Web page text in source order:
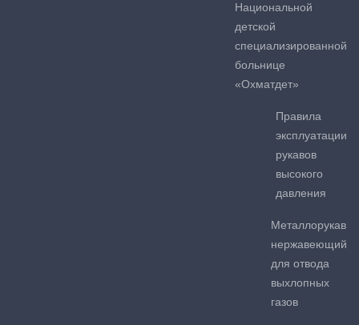
Национальной
детской
специализированной
больнице
«Охматдет»
Правила
эксплуатации
рукавов
высокого
давления
Металлорукав
нержавеющий
для отвода
выхлопных
газов